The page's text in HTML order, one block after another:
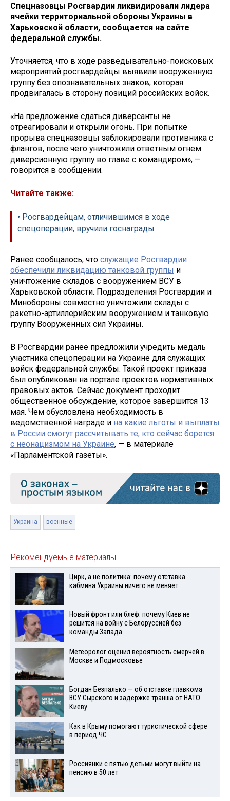
Спецназовцы Росгвардии ликвидировали лидера
ячейки территориальной обороны Украины в
Харьковской области, сообщается на сайте
федеральной службы.
Уточняется, что в ходе разведывательно-поисковых
мероприятий росгвардейцы выявили вооруженную
группу без опознавательных знаков, которая
продвигалась в сторону позиций российских войск.
«На предложение сдаться диверсанты не
отреагировали и открыли огонь. При попытке
прорыва спецназовцы заблокировали противника с
флангов, после чего уничтожили ответным огнем
диверсионную группу во главе с командиром», —
говорится в сообщении.
Читайте также:
• Росгвардейцам, отличившимся в ходе
спецоперации, вручили госнаграды
Ранее сообщалось, что служащие Росгвардии
обеспечили ликвидацию танковой группы и
уничтожение складов с вооружением ВСУ в
Харьковской области. Подразделения Росгвардии и
Минобороны совместно уничтожили склады с
ракетно-артиллерийским вооружением и танковую
группу Вооруженных сил Украины.
В Росгвардии ранее предложили учредить медаль
участника спецоперации на Украине для служащих
войск федеральной службы. Такой проект приказа
был опубликован на портале проектов нормативных
правовых актов. Сейчас документ проходит
общественное обсуждение, которое завершится 13
мая. Чем обусловлена необходимость в
ведомственной награде и на какие льготы и выплаты
в России смогут рассчитывать те, кто сейчас борется
с неонацизмом на Украине, — в материале
«Парламентской газеты».
Украина военные
Рекомендуемые материалы
Цирк, а не политика: почему отставка
кабмина Украины ничего не меняет
Новый фронт или блеф: почему Киев не
решится на войну с Белоруссией без
команды Запада
Метеоролог оценил вероятность смерчей в
Москве и Подмосковье
Богдан Безпалько — об отставке главкома
ВСУ Сырского и задержке транша от НАТО
Киеву
Как в Крыму помогают туристической сфере
в период ЧС
Россиянки с пятью детьми могут выйти на
пенсию в 50 лет